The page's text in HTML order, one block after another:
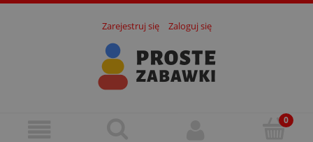
Zarejestruj się Zaloguj się